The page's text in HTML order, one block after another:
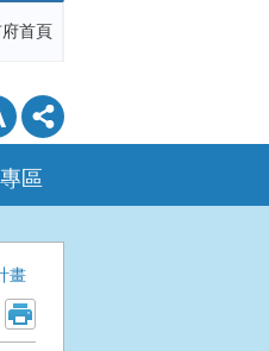
首頁
區
畫